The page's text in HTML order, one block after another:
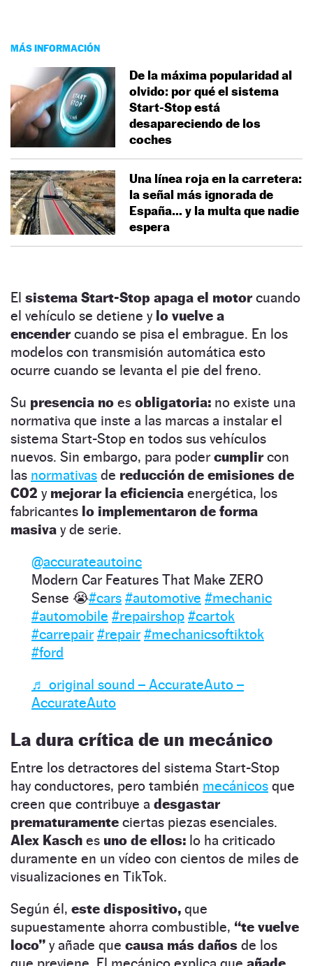
MÁS INFORMACIÓN
De la máxima popularidad al
olvido: por qué el sistema
Start-Stop está
desapareciendo de los
coches
Una línea roja en la carretera:
la señal más ignorada de
España… y la multa que nadie
espera
El sistema Start-Stop apaga el motorcuando
el vehículo se detiene ylo vuelve a
encendercuando se pisa el embrague. En los
modelos con transmisión automática esto
ocurre cuando se levanta el pie del freno.
Su presencia no es obligatoria: no existe una
normativa que inste a las marcas a instalar el
sistema Start-Stop en todos sus vehículos
nuevos. Sin embargo, para poder cumplircon
las normativas de reducción de emisiones de
CO2 y mejorar la eficiencia energética, los
fabricantes lo implementaron de forma
masiva y de serie.
@accurateautoinc
Modern Car Features That Make ZERO
Sense 😭#cars #automotive #mechanic
#automobile #repairshop #cartok
#carrepair #repair #mechanicsoftiktok
#ford
♬ original sound – AccurateAuto –
AccurateAuto
La dura crítica de un mecánico
Entre los detractores del sistema Start-Stop
hay conductores, pero también mecánicos que
creen que contribuye a desgastar
prematuramente ciertas piezas esenciales.
Alex Kasch es uno de ellos: lo ha criticado
duramente en un vídeo con cientos de miles de
visualizaciones en TikTok.
Según él, este dispositivo, que
supuestamente ahorra combustible, “te vuelve
loco” y añade que causa más daños de los